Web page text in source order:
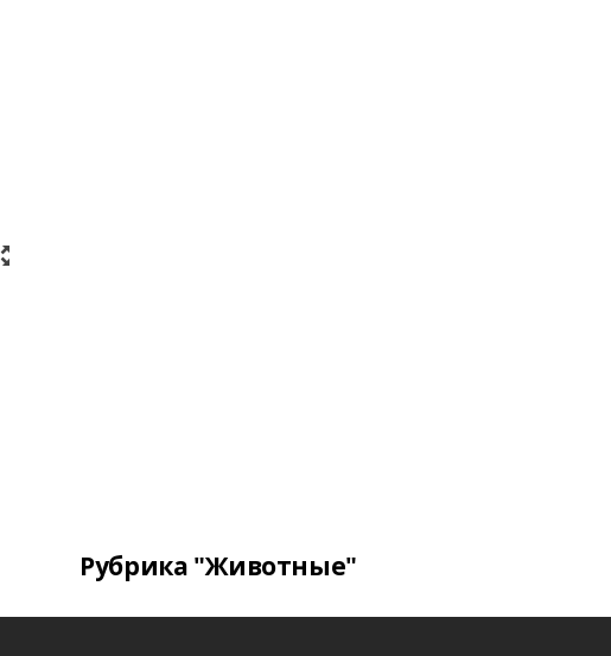
Рубрика "Животные"